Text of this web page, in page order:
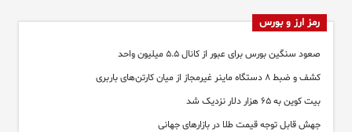
رمز ارز و بورس
صعود سنگین بورس برای عبور از کانال ۵.۵ میلیون واحد
کشف و ضبط ۸ دستگاه ماینر غیرمجاز از میان کارتن‌های باربری
بیت کوین به ۶۵ هزار دلار نزدیک شد
جهش قابل توجه قیمت طلا در بازارهای جهانی